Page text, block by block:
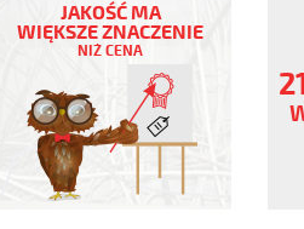
2x4
Kabel
300/500V
szary,izol.pur
czar.numer
https://www.static.helukabel-
JAKOŚĆ MA
WIĘKSZE ZNACZENIE
NIŻ CENA